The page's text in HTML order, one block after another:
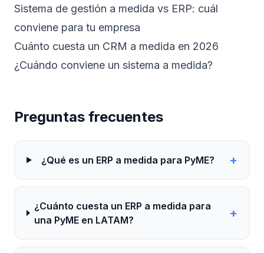
Sistema de gestión a medida vs ERP: cuál
conviene para tu empresa
Cuánto cuesta un CRM a medida en 2026
¿Cuándo conviene un sistema a medida?
Preguntas frecuentes
¿Qué es un ERP a medida para PyME? +
¿Cuánto cuesta un ERP a medida para
una PyME en LATAM?
+